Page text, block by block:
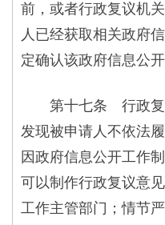
前，或者行政复议机
人已经获取相关政府
定确认该政府信息公开
第十七条 行政复议
发现被申请人不依法
因政府信息公开工作
可以制作行政复议意
工作主管部门；情节